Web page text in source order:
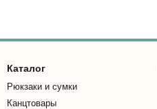
Каталог
Рюкзаки и сумки
Канцтовары